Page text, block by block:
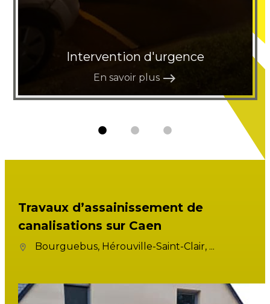
Intervention d'urgence
En savoir plus east
Travaux d’assainissement de
canalisations sur Caen
Bourguebus, Hérouville-Saint-Clair, ...